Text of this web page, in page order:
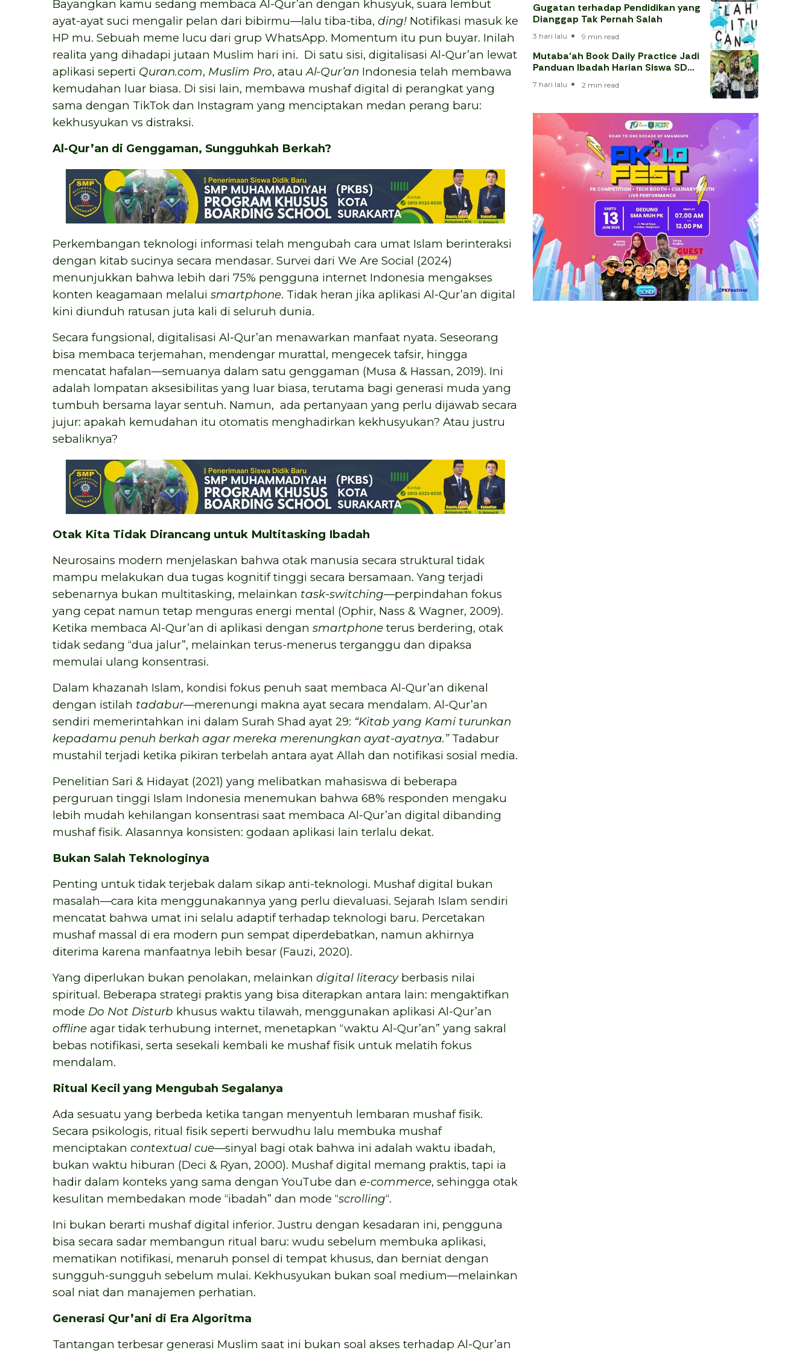
Bayangkan kamu sedang membaca Al-Qur’an dengan khusyuk, suara lembut
ayat-ayat suci mengalir pelan dari bibirmu—lalu tiba-tiba, ding!Notifikasi masuk ke
HP mu. Sebuah meme lucu dari grup WhatsApp. Momentum itu pun buyar. Inilah
realita yang dihadapi jutaan Muslim hari ini. Di satu sisi, digitalisasi Al-Qur’an lewat
aplikasi seperti Quran.com, Muslim Pro, atauAl-Qur’an Indonesia telah membawa
kemudahan luar biasa. Di sisi lain, membawa mushaf digital di perangkat yang
sama dengan TikTok dan Instagram yang menciptakan medan perang baru:
kekhusyukan vs distraksi.
Al-Qur’an di Genggaman, Sungguhkah Berkah?
Perkembangan teknologi informasi telah mengubah cara umat Islam berinteraksi
dengan kitab sucinya secara mendasar. Survei dari We Are Social (2024)
menunjukkan bahwa lebih dari 75% pengguna internet Indonesia mengakses
konten keagamaan melalui smartphone. Tidak heran jika aplikasi Al-Qur’an digital
kini diunduh ratusan juta kali di seluruh dunia.
Secara fungsional, digitalisasi Al-Qur’an menawarkan manfaat nyata. Seseorang
bisa membaca terjemahan, mendengar murattal, mengecek tafsir, hingga
mencatat hafalan—semuanya dalam satu genggaman (Musa & Hassan, 2019). Ini
adalah lompatan aksesibilitas yang luar biasa, terutama bagi generasi muda yang
tumbuh bersama layar sentuh. Namun, ada pertanyaan yang perlu dijawab secara
jujur: apakah kemudahan itu otomatis menghadirkan kekhusyukan? Atau justru
sebaliknya?
Otak Kita Tidak Dirancang untuk Multitasking Ibadah
Neurosains modern menjelaskan bahwa otak manusia secara struktural tidak
mampu melakukan dua tugas kognitif tinggi secara bersamaan. Yang terjadi
sebenarnya bukan multitasking, melainkan task-switching—perpindahan fokus
yang cepat namun tetap menguras energi mental (Ophir, Nass & Wagner, 2009).
Ketika membaca Al-Qur’an di aplikasi dengan smartphoneterus berdering, otak
tidak sedang “dua jalur”, melainkan terus-menerus terganggu dan dipaksa
memulai ulang konsentrasi.
Dalam khazanah Islam, kondisi fokus penuh saat membaca Al-Qur’an dikenal
dengan istilah tadabur—merenungi makna ayat secara mendalam. Al-Qur’an
sendiri memerintahkan ini dalam Surah Shad ayat 29: “Kitab yang Kami turunkan
kepadamu penuh berkah agar mereka merenungkan ayat-ayatnya.”Tadabur
mustahil terjadi ketika pikiran terbelah antara ayat Allah dan notifikasi sosial media.
Penelitian Sari & Hidayat (2021) yang melibatkan mahasiswa di beberapa
perguruan tinggi Islam Indonesia menemukan bahwa 68% responden mengaku
lebih mudah kehilangan konsentrasi saat membaca Al-Qur’an digital dibanding
mushaf fisik. Alasannya konsisten: godaan aplikasi lain terlalu dekat.
Bukan Salah Teknologinya
Penting untuk tidak terjebak dalam sikap anti-teknologi. Mushaf digital bukan
masalah—cara kita menggunakannya yang perlu dievaluasi. Sejarah Islam sendiri
mencatat bahwa umat ini selalu adaptif terhadap teknologi baru. Percetakan
mushaf massal di era modern pun sempat diperdebatkan, namun akhirnya
diterima karena manfaatnya lebih besar (Fauzi, 2020).
Yang diperlukan bukan penolakan, melainkan digital literacyberbasis nilai
spiritual. Beberapa strategi praktis yang bisa diterapkan antara lain: mengaktifkan
mode Do Not Disturb khusus waktu tilawah, menggunakan aplikasi Al-Qur’an
offline agar tidak terhubung internet, menetapkan “waktu Al-Qur’an” yang sakral
bebas notifikasi, serta sesekali kembali ke mushaf fisik untuk melatih fokus
mendalam.
Ritual Kecil yang Mengubah Segalanya
Ada sesuatu yang berbeda ketika tangan menyentuh lembaran mushaf fisik.
Secara psikologis, ritual fisik seperti berwudhu lalu membuka mushaf
menciptakan contextual cue—sinyal bagi otak bahwa ini adalah waktu ibadah,
bukan waktu hiburan (Deci & Ryan, 2000). Mushaf digital memang praktis, tapi ia
hadir dalam konteks yang sama dengan YouTube dan e-commerce, sehingga otak
kesulitan membedakan mode “ibadah” dan mode “scrolling“.
Ini bukan berarti mushaf digital inferior. Justru dengan kesadaran ini, pengguna
bisa secara sadar membangun ritual baru: wudu sebelum membuka aplikasi,
mematikan notifikasi, menaruh ponsel di tempat khusus, dan berniat dengan
sungguh-sungguh sebelum mulai. Kekhusyukan bukan soal medium—melainkan
soal niat dan manajemen perhatian.
Generasi Qur’ani di Era Algoritma
Tantangan terbesar generasi Muslim saat ini bukan soal akses terhadap Al-Qur’an
Gugatan terhadap Pendidikan yang
Dianggap Tak Pernah Salah
3 hari lalu 9 min read
Mutaba’ah Book Daily Practice Jadi
Panduan Ibadah Harian Siswa SD
7 hari lalu 2 min read